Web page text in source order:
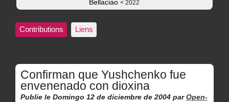
Bellaciao< 2022
Contributions Liens
Confirman que Yushchenko fue
envenenado con dioxina
Publie le Domingo 12 de diciembre de 2004 par Open-